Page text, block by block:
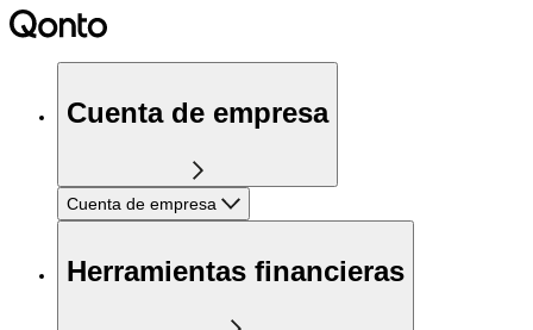
Cuenta de empresa
Cuenta de empresa
Herramientas financieras